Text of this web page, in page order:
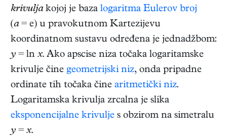
krivuljakojoj je baza logaritma Eulerov broj
(a= e) u pravokutnom Kartezijevu
koordinatnom sustavu određena je jednadžbom:
y = ln x. Ako apscise niza točaka logaritamske
krivulje čine geometrijski niz, onda pripadne
ordinate tih točaka čine aritmetički niz.
Logaritamska krivulja zrcalna je slika
eksponencijalne krivulje s obzirom na simetralu
y = x.